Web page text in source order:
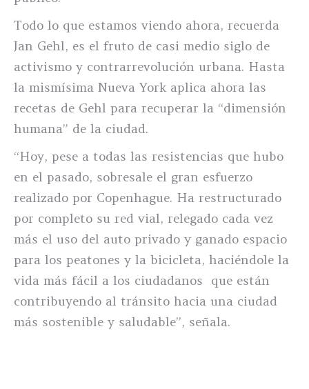
Todo lo que estamos viendo ahora, recuerda
Jan Gehl, es el fruto de casi medio siglo de
activismo y contrarrevolución urbana. Hasta
la mismísima Nueva York aplica ahora las
recetas de Gehl para recuperar la “dimensión
humana” de la ciudad.
“Hoy, pese a todas las resistencias que hubo
en el pasado, sobresale el gran esfuerzo
realizado por Copenhague. Ha restructurado
por completo su red vial, relegado cada vez
más el uso del auto privado y ganado espacio
para los peatones y la bicicleta, haciéndole la
vida más fácil a los ciudadanos que están
contribuyendo al tránsito hacia una ciudad
más sostenible y saludable”, señala.